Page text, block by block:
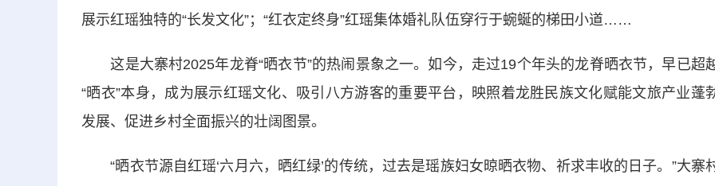
展示红瑶独特的“长发文化”；“红衣定终身”红瑶集体婚礼队伍穿行于蜿蜒的梯田小道……
这是大寨村2025年龙脊“晒衣节”的热闹景象之一。如今，走过19个年头的龙脊晒衣节，早已超
“晒衣”本身，成为展示红瑶文化、吸引八方游客的重要平台，映照着龙胜民族文化赋能文旅产业蓬
发展、促进乡村全面振兴的壮阔图景。
“晒衣节源自红瑶‘六月六，晒红绿’的传统，过去是瑶族妇女晾晒衣物、祈求丰收的日子。”大寨